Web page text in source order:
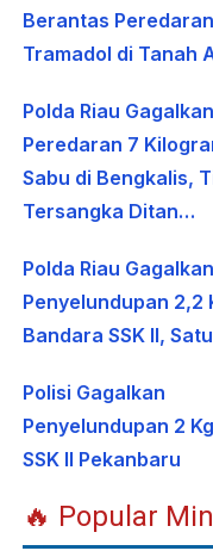
Berantas Peredaran
Tramadol di Tanah
Polda Riau Gagalkan
Peredaran 7
Sabu di Bengkalis,
Tersangka Ditan…
Polda Riau Gagalkan
Penyelundupan 2,2
Bandara SSK II,
Polisi Gagalkan
Penyelundupan 2
SSK II Pekanbaru
🔥 Popular